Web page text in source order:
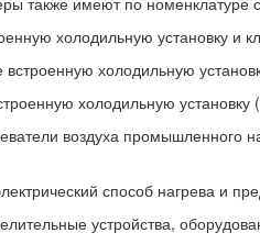
холодильную установку и
холодильную
холодильную установку
воздуха промышленного
способ нагрева и
устройства,